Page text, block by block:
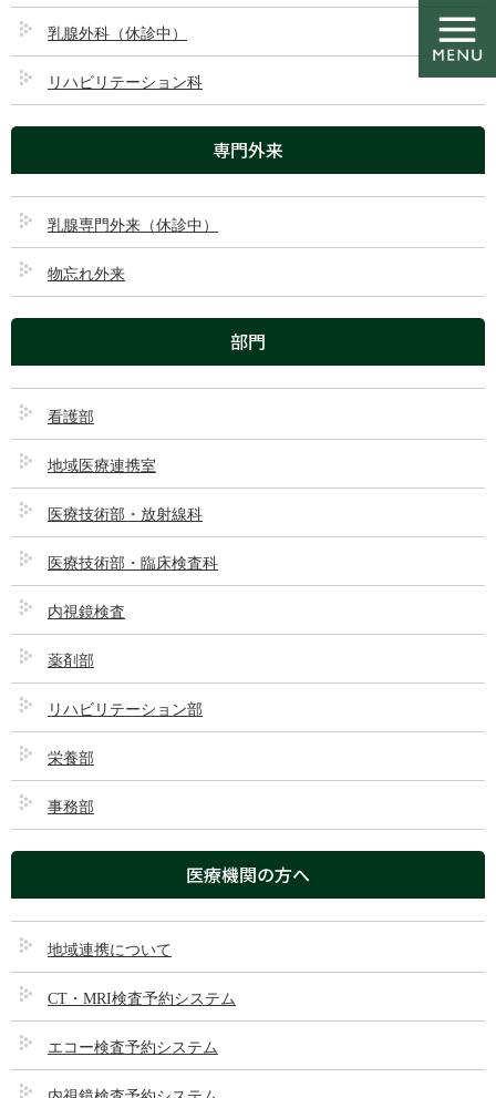
コ
テ
ツ
に
動
ナ
ゲ
シ
ョ
に
移
乳腺専門外来（休診中）
HOME 乳腺専門外来（休診中）
乳腺専門外来とは
乳腺専門外来では、日本乳癌学会認定専門医や日本がん治療認定機
構暫定教育医などの資格をもった医師が診断・治療を行います。
はわからないような早期の乳がんも診断が可能となります。また、
必要に応じて細胞診や組織生検も行い、精密な診断と、可能な限り
わかりやすい説明を行います。患者さんの治療だけではなく、生活
の質（QOL）の維持や向上も大切に考え、お一人おひとりの病状や
生活環境に合わせ、適切な治療方法を選択できるようにします。
症状について
以下のような症状があるときは、「乳腺専門外来」を受診・ご相談
下さい。
乳腺外科（休診中）
リハビリテーション科
専門外来
乳腺専門外来（休診中）
物忘れ外来
部門
看護部
地域医療連携室
医療技術部・放射線科
医療技術部・臨床検査科
内視鏡検査
薬剤部
リハビリテーション部
栄養部
事務部
医療機関の方へ
地域連携について
CT・MRI検査予約システム
エコー検査予約システム
内視鏡検査予約システム